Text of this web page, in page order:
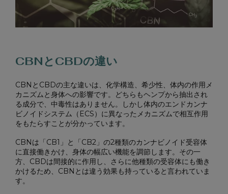
CBNとCBDの違い
CBNとCBDの主な違いは、化学構造、希少性、体内の作用メ
カニズムと身体への影響です。どちらもヘンプから抽出され
る成分で、中毒性はありません。しかし体内のエンドカンナ
ビノイドシステム（ECS）に異なったメカニズムで相互作用
をもたらすことが分かっています。
CBNは「CB1」と「CB2」の2種類のカンナビノイド受容体
に直接働きかけ、身体の幅広い機能を調節します。その一
方、CBDは間接的に作用し、さらに他種類の受容体にも働き
かけるため、CBNとは違う効果も持っていると言われていま
す。